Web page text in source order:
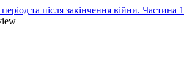
та після закінчення війни. Частина 1